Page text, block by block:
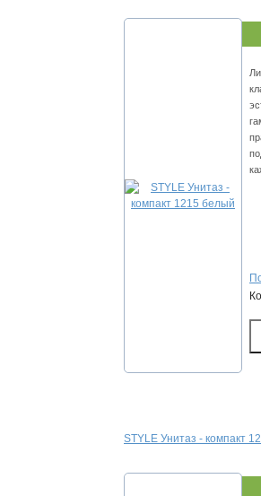
STYLE Унитаз - компакт